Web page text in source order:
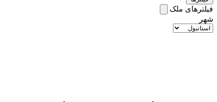
فیلترهای ملک
شهر